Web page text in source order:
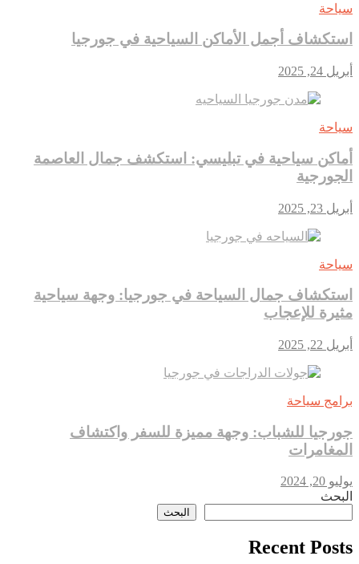
سياحة
استكشاف أجمل الأماكن السياحية في جورجيا
أبريل 24, 2025
سياحة
أماكن سياحية في تبليسي: استكشف جمال العاصمة
الجورجية
أبريل 23, 2025
سياحة
استكشاف جمال السياحة في جورجيا: وجهة سياحية
مثيرة للإعجاب
أبريل 22, 2025
برامج سياحة
جورجيا للشباب: وجهة مميزة للسفر واكتشاف
المغامرات
يوليو 20, 2024
البحث
البحث
Recent Posts